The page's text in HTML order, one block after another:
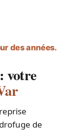
des années.
votre
de